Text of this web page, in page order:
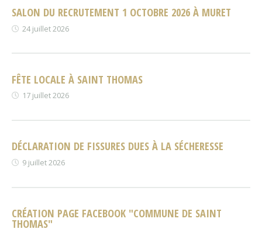
SALON DU RECRUTEMENT 1 OCTOBRE 2026 À MURET
24 juillet 2026
FÊTE LOCALE À SAINT THOMAS
17 juillet 2026
DÉCLARATION DE FISSURES DUES À LA SÉCHERESSE
9 juillet 2026
CRÉATION PAGE FACEBOOK "COMMUNE DE SAINT
THOMAS"